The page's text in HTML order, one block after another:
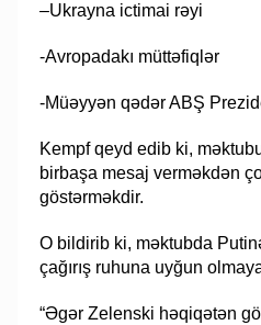
–Ukrayna ictimai rəyi
-Avropadakı müttəfiqlər
-Müəyyən qədər ABŞ
Kempf qeyd edib ki,
birbaşa mesaj verməkdən
göstərməkdir.
O bildirib ki, məktubda
çağırış ruhuna uyğun
“Əgər Zelenski həqiqətən